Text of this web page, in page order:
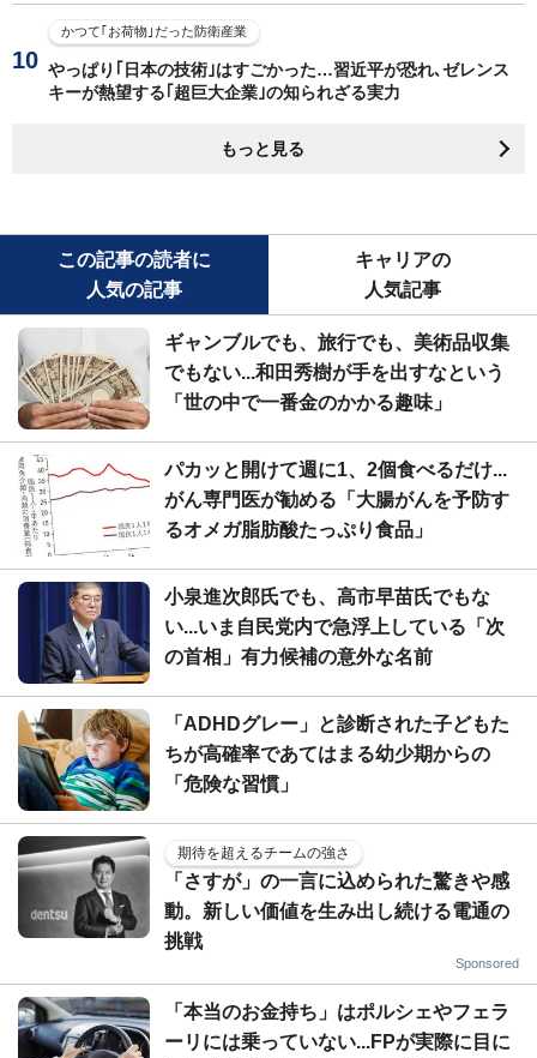
かつて｢お荷物｣だった防衛産業
やっぱり｢日本の技術｣はすごかった…習近平が恐れ､ゼレンス
キーが熱望する｢超巨大企業｣の知られざる実力
もっと見る
この記事の読者に
人気の記事
キャリアの
人気記事
ギャンブルでも、旅行でも、美術品収集
でもない...和田秀樹が手を出すなという
「世の中で一番金のかかる趣味」
パカッと開けて週に1、2個食べるだけ...
がん専門医が勧める「大腸がんを予防す
るオメガ脂肪酸たっぷり食品」
小泉進次郎氏でも、高市早苗氏でもな
い...いま自民党内で急浮上している「次
の首相」有力候補の意外な名前
「ADHDグレー」と診断された子どもた
ちが高確率であてはまる幼少期からの
「危険な習慣」
期待を超えるチームの強さ
「さすが」の一言に込められた驚きや感
動。新しい価値を生み出し続ける電通の
挑戦
Sponsored
「本当のお金持ち」はポルシェやフェラ
ーリには乗っていない...FPが実際に目に